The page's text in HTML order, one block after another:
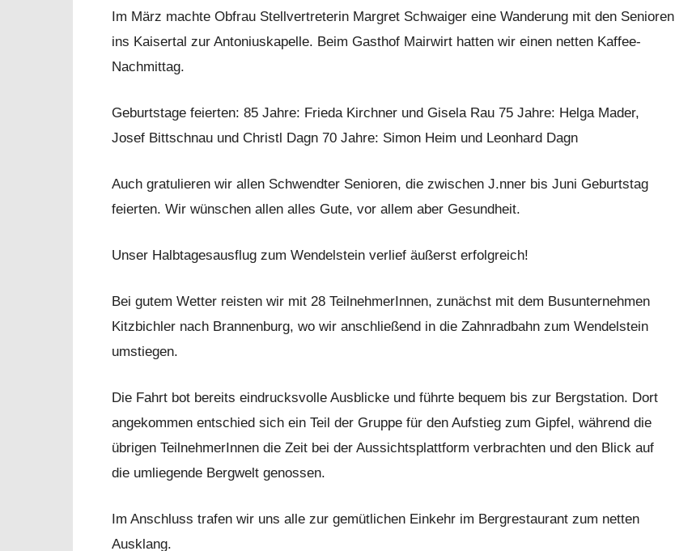
Im März machte Obfrau Stellvertreterin Margret Schwaiger eine Wanderung mit den Senioren
ins Kaisertal zur Antoniuskapelle. Beim Gasthof Mairwirt hatten wir einen netten Kaffee-
Nachmittag.
Geburtstage feierten: 85 Jahre: Frieda Kirchner und Gisela Rau 75 Jahre: Helga Mader,
Josef Bittschnau und Christl Dagn 70 Jahre: Simon Heim und Leonhard Dagn
Auch gratulieren wir allen Schwendter Senioren, die zwischen J.nner bis Juni Geburtstag
feierten. Wir wünschen allen alles Gute, vor allem aber Gesundheit.
Unser Halbtagesausflug zum Wendelstein verlief äußerst erfolgreich!
Bei gutem Wetter reisten wir mit 28 TeilnehmerInnen, zunächst mit dem Busunternehmen
Kitzbichler nach Brannenburg, wo wir anschließend in die Zahnradbahn zum Wendelstein
umstiegen.
Die Fahrt bot bereits eindrucksvolle Ausblicke und führte bequem bis zur Bergstation. Dort
angekommen entschied sich ein Teil der Gruppe für den Aufstieg zum Gipfel, während die
übrigen TeilnehmerInnen die Zeit bei der Aussichtsplattform verbrachten und den Blick auf
die umliegende Bergwelt genossen.
Im Anschluss trafen wir uns alle zur gemütlichen Einkehr im Bergrestaurant zum netten
Ausklang.